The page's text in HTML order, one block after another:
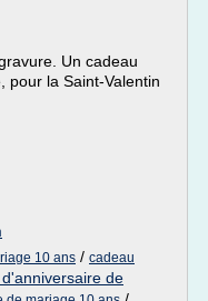
Un cadeau
pour la Saint-Valentin
10 ans / cadeau
de